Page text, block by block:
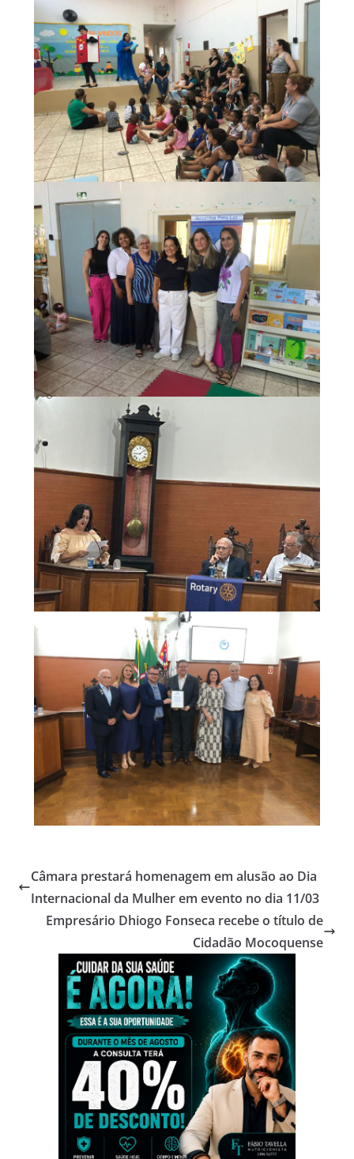
Câmara prestará homenagem em alusão ao Dia
Internacional da Mulher em evento no dia 11/03
Empresário Dhiogo Fonseca recebe o título de
Cidadão Mocoquense